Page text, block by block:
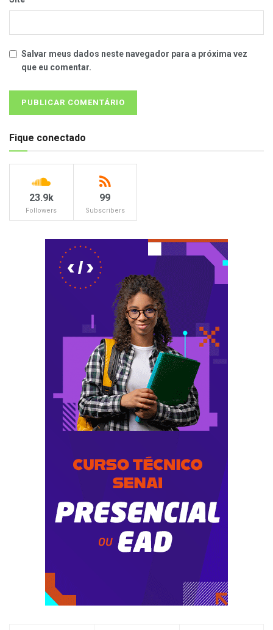
Salvar meus dados neste navegador para a próxima vez
que eu comentar.
Fique conectado
23.9k
Followers
99
Subscribers